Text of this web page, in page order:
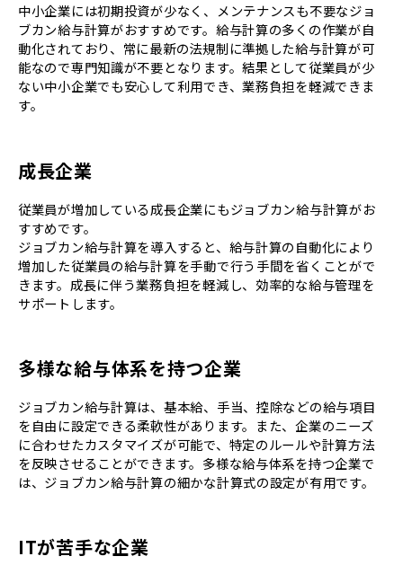
中小企業には初期投資が少なく、メンテナンスも不要なジョ
ブカン給与計算がおすすめです。給与計算の多くの作業が自
動化されており、常に最新の法規制に準拠した給与計算が可
能なので専門知識が不要となります。結果として従業員が少
ない中小企業でも安心して利用でき、業務負担を軽減できま
す。
成長企業
従業員が増加している成長企業にもジョブカン給与計算がお
すすめです。
ジョブカン給与計算を導入すると、給与計算の自動化により
増加した従業員の給与計算を手動で行う手間を省くことがで
きます。成長に伴う業務負担を軽減し、効率的な給与管理を
サポートします。
多様な給与体系を持つ企業
ジョブカン給与計算は、基本給、手当、控除などの給与項目
を自由に設定できる柔軟性があります。また、企業のニーズ
に合わせたカスタマイズが可能で、特定のルールや計算方法
を反映させることができます。多様な給与体系を持つ企業で
は、ジョブカン給与計算の細かな計算式の設定が有用です。
ITが苦手な企業